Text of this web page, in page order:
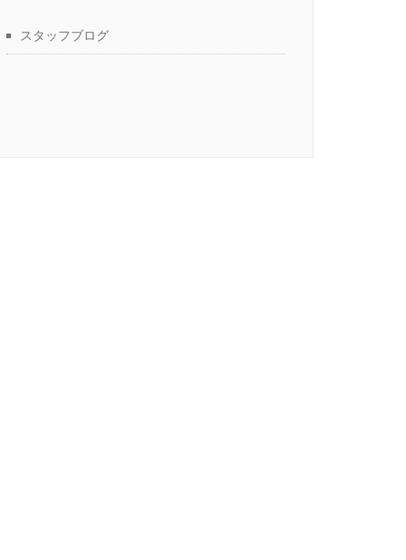
スタッフブログ